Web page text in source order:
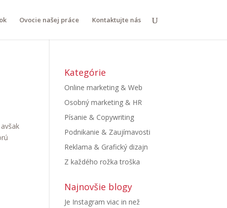
Ovocie našej práce Kontaktujte nás
Kategórie
Online marketing & Web
Osobný marketing & HR
Písanie & Copywriting
Podnikanie & Zaujímavosti
Reklama & Grafický dizajn
Z každého rožka troška
Najnovšie blogy
Je Instagram viac in než